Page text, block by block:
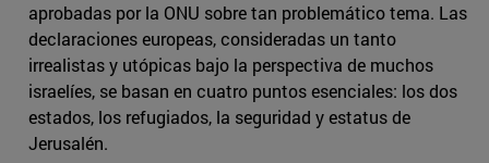
aprobadas por la ONU sobre tan problemático tema. Las
declaraciones europeas, consideradas un tanto
irrealistas y utópicas bajo la perspectiva de muchos
israelíes, se basan en cuatro puntos esenciales: los dos
estados, los refugiados, la seguridad y estatus de
Jerusalén.